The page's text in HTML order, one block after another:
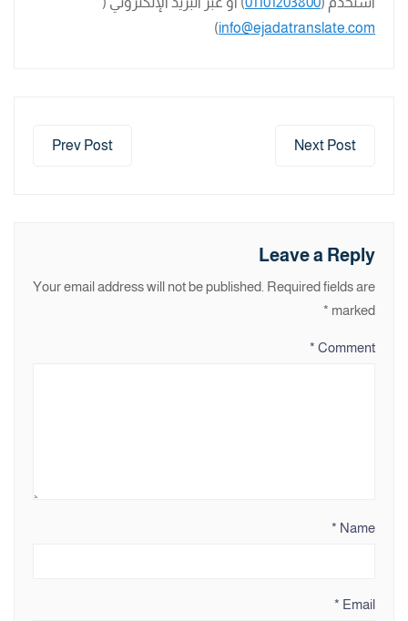
info@ejadatranslate.com
)
Prev Post Next Post
Leave a Reply
Your email address will not be published. Required fields are
marked
*
Comment
*
Name
*
Email
*